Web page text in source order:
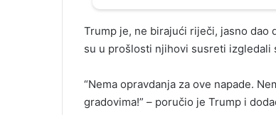
Trump je, ne birajući riječi, jasno dao
su u prošlosti njihovi susreti izgledali
“Nema opravdanja za ove napade.
gradovima!” – poručio je Trump i